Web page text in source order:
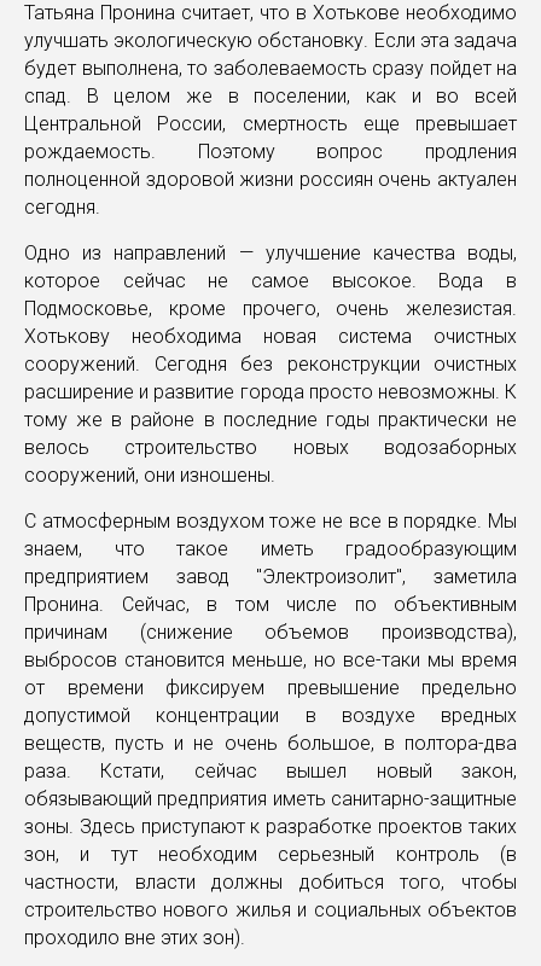
Татьяна Пронина считает, что в Хотькове необходимо
улучшать экологическую обстановку. Если эта задача
будет выполнена, то заболеваемость сразу пойдет на
спад. В целом же в поселении, как и во всей
Центральной России, смертность еще превышает
рождаемость. Поэтому вопрос продления
полноценной здоровой жизни россиян очень актуален
сегодня.
Одно из направлений — улучшение качества воды,
которое сейчас не самое высокое. Вода в
Подмосковье, кроме прочего, очень железистая.
Хотькову необходима новая система очистных
сооружений. Сегодня без реконструкции очистных
расширение и развитие города просто невозможны. К
тому же в районе в последние годы практически не
велось строительство новых водозаборных
сооружений, они изношены.
С атмосферным воздухом тоже не все в порядке. Мы
знаем, что такое иметь градообразующим
предприятием завод "Электроизолит", заметила
Пронина. Сейчас, в том числе по объективным
причинам (снижение объемов производства),
выбросов становится меньше, но все-таки мы время
от времени фиксируем превышение предельно
допустимой концентрации в воздухе вредных
веществ, пусть и не очень большое, в полтора-два
раза. Кстати, сейчас вышел новый закон,
обязывающий предприятия иметь санитарно-защитные
зоны. Здесь приступают к разработке проектов таких
зон, и тут необходим серьезный контроль (в
частности, власти должны добиться того, чтобы
строительство нового жилья и социальных объектов
проходило вне этих зон).